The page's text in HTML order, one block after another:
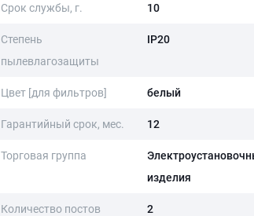
Срок службы, г. 10
Степень
пылевлагозащиты
IP20
Цвет [для фильтров] белый
Гарантийный срок, мес. 12
Торговая группа
изделия
Количество постов 2